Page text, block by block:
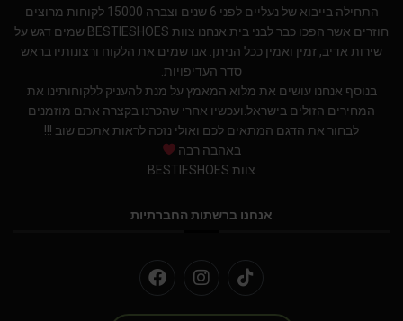
התחילה בייבוא של נעליים לפני 6 שנים וצברה 15000 לקוחות מרוצים
חוזרים אשר הפכו כבר לבני בית.אנחנו צוות BESTIESHOES שמים דגש על
שירות אדיב, זמין ואמין ככל הניתן. אנו שמים את הלקוח ורצונותיו בראש
סדר העדיפויות.
בנוסף אנחנו עושים את מלוא המאמץ על מנת להעניק ללקוחותינו את
המחירים הזולים בישראל.ועכשיו אחרי שהכרנו בקצרה אתם מוזמנים
לבחור את הדגם המתאים לכם ואולי נזכה לראות אתכם שוב !!!
באהבה רבה
צוות BESTIESHOES
אנחנו ברשתות החברתיות